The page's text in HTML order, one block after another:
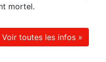
mortel.
Voir toutes les infos »